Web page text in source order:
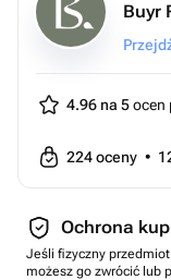
Buyr
4.96 na 5ocen
224oceny •
Ochrona
Jeśli fizyczny
możesz go zwrócić lub